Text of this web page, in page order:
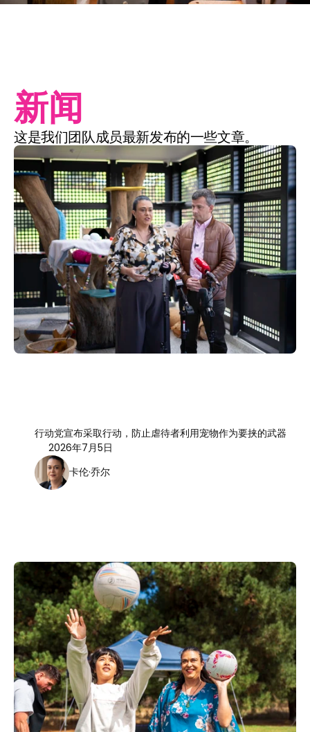
新闻
这是我们团队成员最新发布的一些文章。
行动党宣布采取行动，防止虐待者利用宠物作为要挟的武器
2026年7月5日
卡伦·乔尔